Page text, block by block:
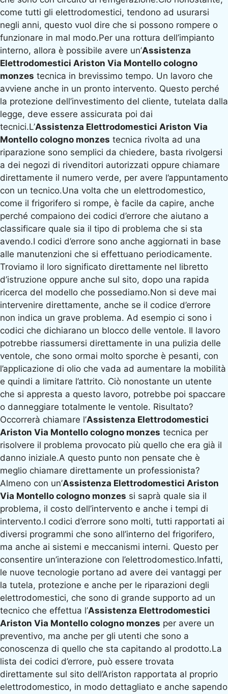
come tutti gli elettrodomestici, tendono ad usurarsi
negli anni, questo vuol dire che si possono rompere o
funzionare in mal modo.Per una rottura dell’impianto
interno, allora è possibile avere un’Assistenza
Elettrodomestici Ariston Via Montello cologno
monzes tecnica in brevissimo tempo. Un lavoro che
avviene anche in un pronto intervento. Questo perché
la protezione dell’investimento del cliente, tutelata dalla
legge, deve essere assicurata poi dai
tecnici.L’Assistenza Elettrodomestici Ariston Via
Montello cologno monzes tecnica rivolta ad una
riparazione sono semplici da chiedere, basta rivolgersi
a dei negozi di rivenditori autorizzati oppure chiamare
direttamente il numero verde, per avere l’appuntamento
con un tecnico.Una volta che un elettrodomestico,
come il frigorifero si rompe, è facile da capire, anche
perché compaiono dei codici d’errore che aiutano a
classificare quale sia il tipo di problema che si sta
avendo.I codici d’errore sono anche aggiornati in base
alle manutenzioni che si effettuano periodicamente.
Troviamo il loro significato direttamente nel libretto
d’istruzione oppure anche sul sito, dopo una rapida
ricerca del modello che possediamo.Non si deve mai
intervenire direttamente, anche se il codice d’errore
non indica un grave problema. Ad esempio ci sono i
codici che dichiarano un blocco delle ventole. Il lavoro
potrebbe riassumersi direttamente in una pulizia delle
ventole, che sono ormai molto sporche è pesanti, con
l’applicazione di olio che vada ad aumentare la mobilità
e quindi a limitare l’attrito. Ciò nonostante un utente
che si appresta a questo lavoro, potrebbe poi spaccare
o danneggiare totalmente le ventole. Risultato?
Occorrerà chiamare l’Assistenza Elettrodomestici
Ariston Via Montello cologno monzes tecnica per
risolvere il problema provocato più quello che era già il
danno iniziale.A questo punto non pensate che è
meglio chiamare direttamente un professionista?
Almeno con un’Assistenza Elettrodomestici Ariston
Via Montello cologno monzes si saprà quale sia il
problema, il costo dell’intervento e anche i tempi di
intervento.I codici d’errore sono molti, tutti rapportati ai
diversi programmi che sono all’interno del frigorifero,
ma anche ai sistemi e meccanismi interni. Questo per
consentire un’interazione con l’elettrodomestico.Infatti,
le nuove tecnologie portano ad avere dei vantaggi per
la tutela, protezione e anche per le riparazioni degli
elettrodomestici, che sono di grande supporto ad un
tecnico che effettua l’Assistenza Elettrodomestici
Ariston Via Montello cologno monzes per avere un
preventivo, ma anche per gli utenti che sono a
conoscenza di quello che sta capitando al prodotto.La
lista dei codici d’errore, può essere trovata
direttamente sul sito dell’Ariston rapportata al proprio
elettrodomestico, in modo dettagliato e anche sapendo